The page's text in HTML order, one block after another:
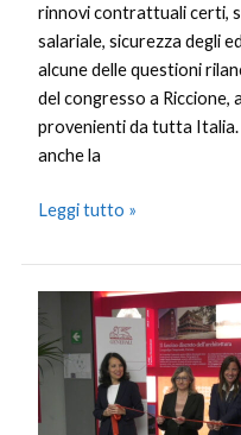
rinnovi contrattuali certi,
salariale, sicurezza degli
alcune delle questioni
del congresso a Riccione,
provenienti da tutta
anche la
Leggi tutto »
Verona
accoglie
la
nuova
sede